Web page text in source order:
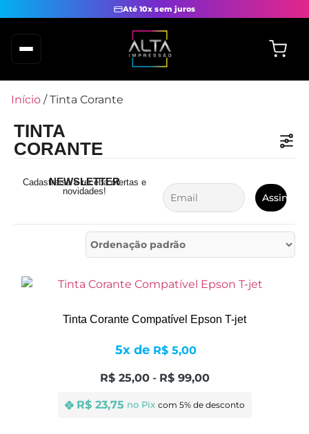
Até 10x sem juros
Início / Tinta Corante
TINTA
CORANTE
NEWSLETTER
Cadastre-se e receba ofertas e
novidades!
Tinta Corante Compatível Epson T-jet
R$25,00 - R$99,00
5x de R$ 5,00
R$ 23,75 no Pix